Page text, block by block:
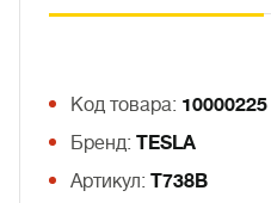
Код товара: 10000225
Бренд: TESLA
Артикул: T738B